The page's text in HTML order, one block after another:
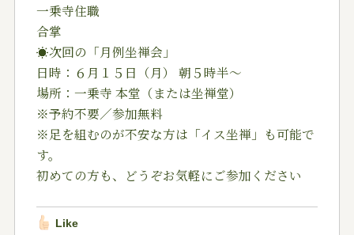
一乗寺住職
合掌
☀️次回の「月例坐禅会」
日時：６月１５日（月） 朝５時半〜
場所：一乗寺 本堂（または坐禅堂）
※予約不要／参加無料
※足を組むのが不安な方は「イス坐禅」も可能で
す。
初めての方も、どうぞお気軽にご参加ください
Like